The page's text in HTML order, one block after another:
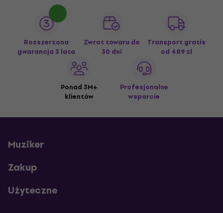
Rozszerzona
gwarancja 3 lata
Zwrot towaru do
30 dni
Transport gratis
od 489 zł
Ponad 3M+
klientów
Profesjonalne
wsparcie
Muziker
Zakup
Użyteczne